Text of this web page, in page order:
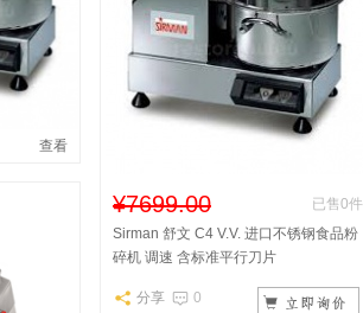
查看
¥7699.00
已售0件
Sirman 舒文 C4 V.V. 进口不锈钢食品粉
碎机 调速 含标准平行刀片
分享 0